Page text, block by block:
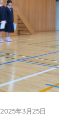
投
2025年3月25日